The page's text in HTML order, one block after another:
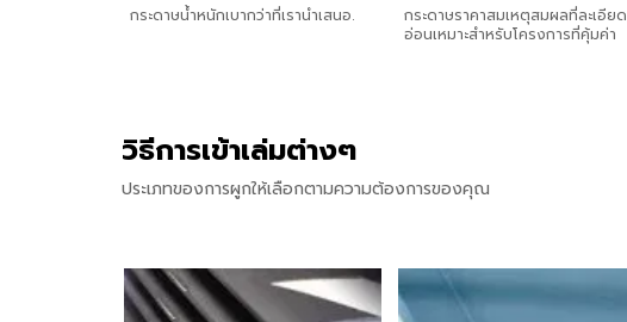
กระดาษน้ําหนักเบากว่าที่เรานําเสนอ.
กระดาษราคาสมเหตุสมผลที่ละเอียด
อ่อนเหมาะสําหรับโครงการที่คุ้มค่า
วิธีการเข้าเล่มต่างๆ
ประเภทของการผูกให้เลือกตามความต้องการของคุณ